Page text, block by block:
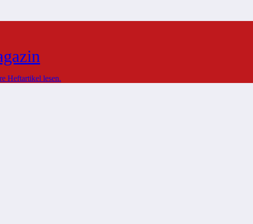
Heftartikel lesen.